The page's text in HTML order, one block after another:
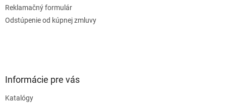
Reklamačný formulár
Odstúpenie od kúpnej zmluvy
Informácie pre vás
Katalógy